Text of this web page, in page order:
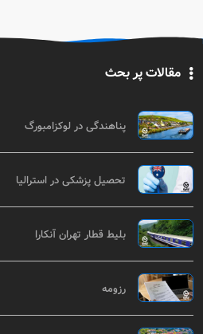
مقالات پر بحث
پناهندگی در لوکزامبورگ
تحصیل پزشکی در استرالیا
بلیط قطار تهران آنکارا
رزومه